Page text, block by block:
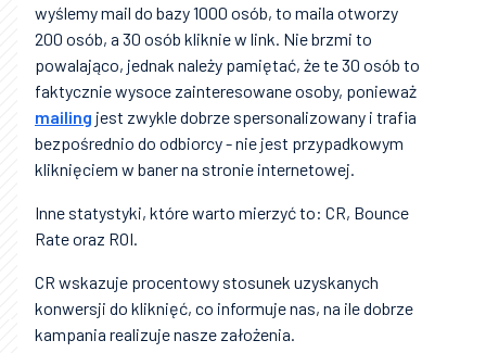
wyślemy mail do bazy 1000 osób, to maila otworzy
200 osób, a 30 osób kliknie w link. Nie brzmi to
powalająco, jednak należy pamiętać, że te 30 osób to
faktycznie wysoce zainteresowane osoby, ponieważ
mailing jest zwykle dobrze spersonalizowany i trafia
bezpośrednio do odbiorcy - nie jest przypadkowym
kliknięciem w baner na stronie internetowej.
Inne statystyki, które warto mierzyć to: CR, Bounce
Rate oraz ROI.
CR wskazuje procentowy stosunek uzyskanych
konwersji do kliknięć, co informuje nas, na ile dobrze
kampania realizuje nasze założenia.